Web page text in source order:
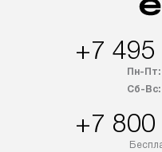
быть отправлены
интересен товар «Под
приобретения с
доставляются
по Москве в пределах
+7
Пн-Пт:
Сб-Вс:
+7